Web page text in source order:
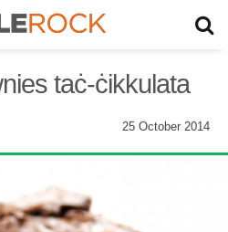
taċ-ċikkulata
25 October 2014